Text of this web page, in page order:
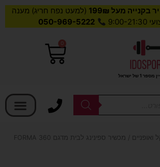
מעל 199₪
(למעט נפח חריג) מענה
050-969-5222
1 של ישראל
0
עגלת
ואופניים
/ מכשיר ספינינג לבית מדגם FORMA 360